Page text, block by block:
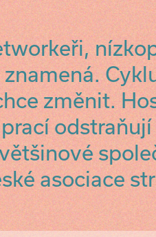
změnit.
odstraňují
asociace